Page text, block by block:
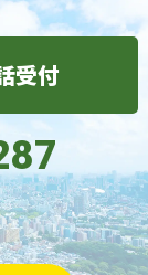
受付